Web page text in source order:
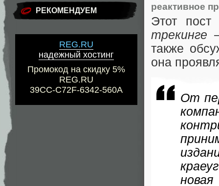
РЕКОМЕНДУЕМ
REG.RU
надежный хостинг
Промокод на скидку 5%
REG.RU
39CC-C72F-6342-560A
реактивное
Этот
трекинге
также
она
От